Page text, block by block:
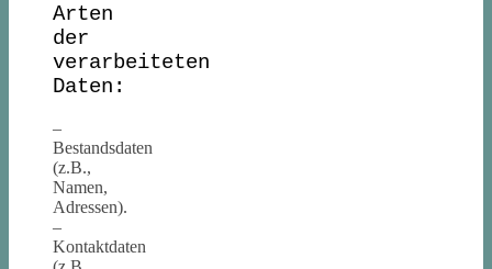
Arten
der
verarbeiteten
Daten:
–
Bestandsdaten
(z.B.,
Namen,
Adressen).
–
Kontaktdaten